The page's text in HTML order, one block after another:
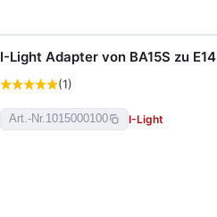
I-Light Adapter von BA15S zu E14
(1)
Art.-Nr.1015000100 I-Light